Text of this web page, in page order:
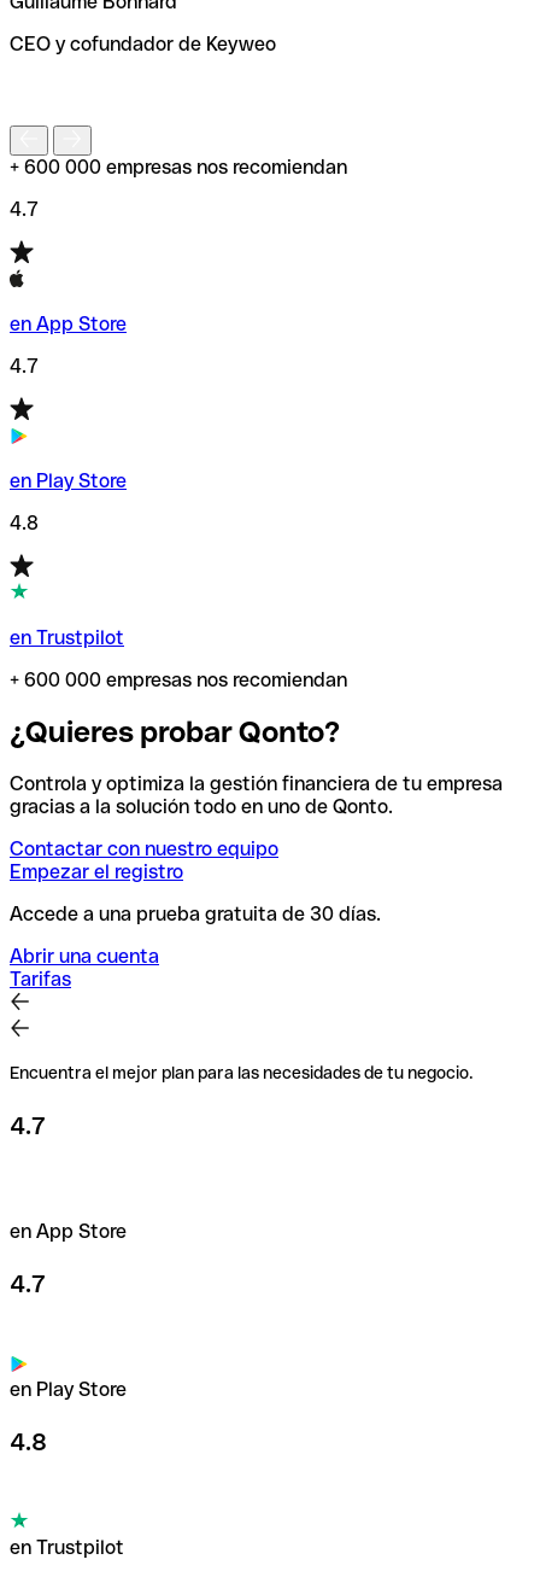
de enviar tu transferencia.
CEO y cofundador de Keyweo
+ 600 000 empresas nos recomiendan
4.7
en App Store
4.7
en Play Store
4.8
en Trustpilot
+ 600 000 empresas nos recomiendan
¿Quieres probar Qonto?
Controla y optimiza la gestión financiera de tu empresa
gracias a la solución todo en uno de Qonto.
Contactar con nuestro equipo
Empezar el registro
Accede a una prueba gratuita de 30 días.
Abrir una cuenta
Tarifas
Encuentra el mejor plan para las necesidades de tu negocio.
4.7
en App Store
4.7
en Play Store
4.8
en Trustpilot